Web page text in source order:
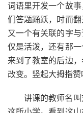
词语里开发一个故
们答题踊跃，时而
又一个有关联的字
仅是活泼，还有那
来到了教室的后边
改变。竖起大拇指赞
讲课的教师名